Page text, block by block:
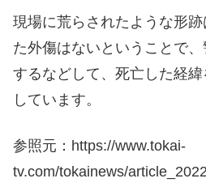
現場に荒らされたような形
た外傷はないということで
するなどして、死亡した経
しています。
参照元：https://www.tokai-
tv.com/tokainews/